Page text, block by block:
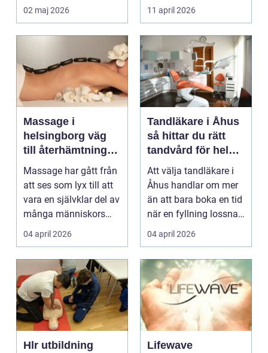
i Svedala handlar v...
02 maj 2026
vara svag....
11 april 2026
Massage i
helsingborg väg
till återhämtning
och hållbar hälsa
Massage har gått från
att ses som lyx till att
vara en självklar del av
många människors
friskvård. ...
04 april 2026
Tandläkare i Åhus
så hittar du rätt
tandvård för hela
familjen
Att välja tandläkare i
Åhus handlar om mer
än att bara boka en tid
när en fyllning lossnar
eller en ...
04 april 2026
Hlr utbildning
Lifewave